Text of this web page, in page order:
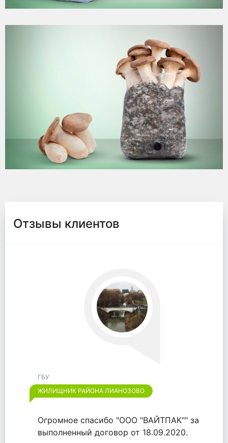
Отзывы клиентов
ГБУ
ЖИЛИЩНИК РАЙОНА ЛИАНОЗОВО
Огромное спасибо "ООО "ВАЙТПАК"" за
выполненный договор от 18.09.2020.